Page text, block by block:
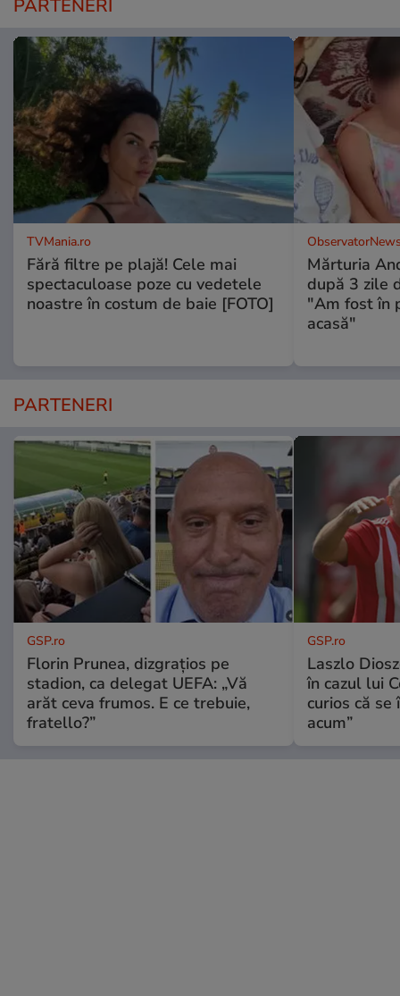
PARTENERI
TVMania.ro
Fără filtre pe plajă! Cele mai
spectaculoase poze cu vedetele
noastre în costum de baie [FOTO]
Mărturia
după 3 zile
"Am fost în
acasă"
PARTENERI
GSP.ro
Florin Prunea, dizgrațios pe
stadion, ca delegat UEFA: „Vă
arăt ceva frumos. E ce trebuie,
fratello?”
GSP.ro
Laszlo
în cazul lui
curios că
acum”